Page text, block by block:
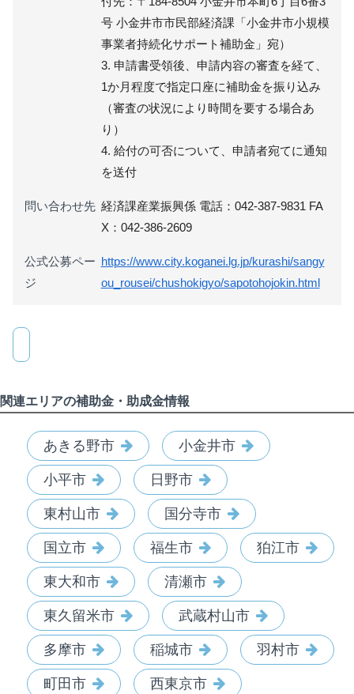
号 小金井市市民部経済課「小金井市小規模
事業者持続化サポート補助金」宛）
3. 申請書受領後、申請内容の審査を経て、
1か月程度で指定口座に補助金を振り込み
（審査の状況により時間を要する場合あ
り）
4. 給付の可否について、申請者宛てに通知
を送付
問い合わせ先 経済課産業振興係 電話：042-387-9831 FA
X：042-386-2609
公式公募ペー
ジ
https://www.city.koganei.lg.jp/kurashi/sangy
ou_rousei/chushokigyo/sapotohojokin.html
関連エリアの補助金・助成金情報
あきる野市 小金井市
小平市 日野市
東村山市 国分寺市
国立市 福生市 狛江市
東大和市 清瀬市
東久留米市 武蔵村山市
多摩市 稲城市 羽村市
町田市 西東京市